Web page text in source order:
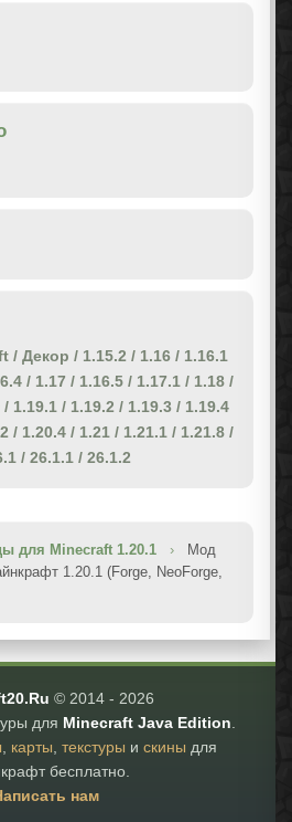
/ Декор / 1.15.2 / 1.16 / 1.16.1
/ 1.17 / 1.16.5 / 1.17.1 / 1.18 /
/ 1.19.1 / 1.19.2 / 1.19.3 / 1.19.4
/ 1.20.4 / 1.21 / 1.21.1 / 1.21.8 /
/ 26.1.1 / 26.1.2
для Minecraft 1.20.1 ›
Мод
1.20.1 (Forge, NeoForge,
© 2014 - 2026
для Minecraft Java Edition.
, карты, текстуры и скины для
бесплатно.
нам